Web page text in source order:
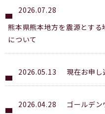
2026.07.28
熊本県熊本地方を震源とす
について
2026.05.13 現在お申
2026.04.28 ゴールデ